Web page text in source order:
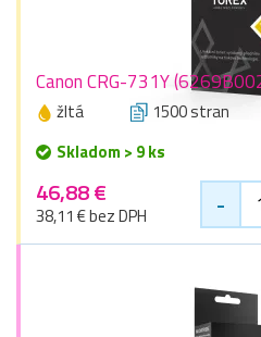
Canon CRG-731Y
žltá 1500 stran
Skladom > 9 ks
46,88 €
38,11 € bez DPH -